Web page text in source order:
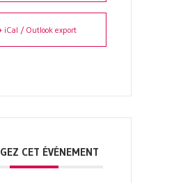
iCal / Outlook export
CET ÉVÉNEMENT